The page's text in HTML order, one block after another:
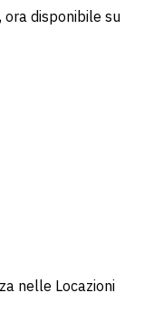
disponibile su
nelle Locazioni